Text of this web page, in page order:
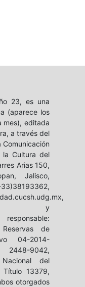
23, es una
(aparece los
mes), editada
a través del
la Cultura del
Arias 150,
Jalisco,
y
de
04-2014-
2448-9042,
del
13379,
otorgados